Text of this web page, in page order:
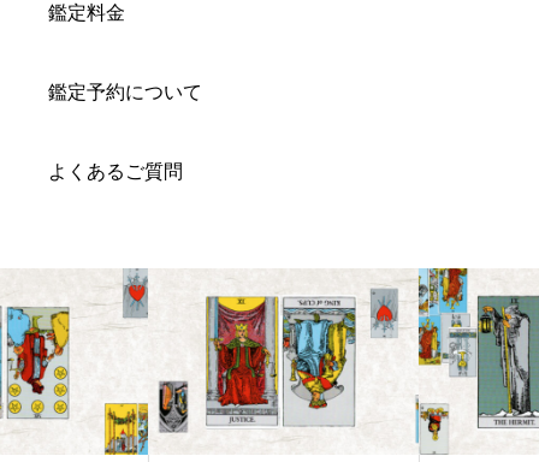
鑑定料金
鑑定予約について
よくあるご質問